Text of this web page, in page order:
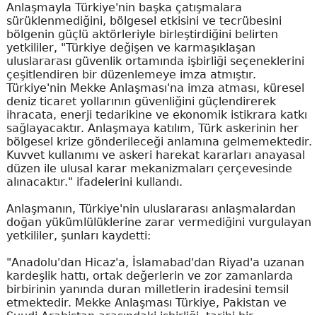
Anlaşmayla Türkiye'nin başka çatışmalara
sürüklenmediğini, bölgesel etkisini ve tecrübesini
bölgenin güçlü aktörleriyle birleştirdiğini belirten
yetkililer, "Türkiye değişen ve karmaşıklaşan
uluslararası güvenlik ortamında işbirliği seçeneklerini
çeşitlendiren bir düzenlemeye imza atmıştır.
Türkiye'nin Mekke Anlaşması'na imza atması, küresel
deniz ticaret yollarının güvenliğini güçlendirerek
ihracata, enerji tedarikine ve ekonomik istikrara katkı
sağlayacaktır. Anlaşmaya katılım, Türk askerinin her
bölgesel krize gönderileceği anlamına gelmemektedir.
Kuvvet kullanımı ve askeri harekat kararları anayasal
düzen ile ulusal karar mekanizmaları çerçevesinde
alınacaktır." ifadelerini kullandı.
Anlaşmanın, Türkiye'nin uluslararası anlaşmalardan
doğan yükümlülüklerine zarar vermediğini vurgulayan
yetkililer, şunları kaydetti:
"Anadolu'dan Hicaz'a, İslamabad'dan Riyad'a uzanan
kardeşlik hattı, ortak değerlerin ve zor zamanlarda
birbirinin yanında duran milletlerin iradesini temsil
etmektedir. Mekke Anlaşması Türkiye, Pakistan ve